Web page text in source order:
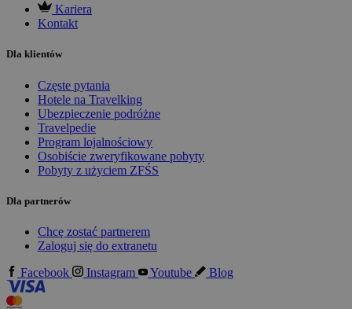
Kariera
Kontakt
Dla klientów
Częste pytania
Hotele na Travelking
Ubezpieczenie podróżne
Travelpedie
Program lojalnościowy
Osobiście zweryfikowane pobyty
Pobyty z użyciem ZFŚS
Dla partnerów
Chcę zostać partnerem
Zaloguj się do extranetu
Facebook
Instagram Youtube Blog